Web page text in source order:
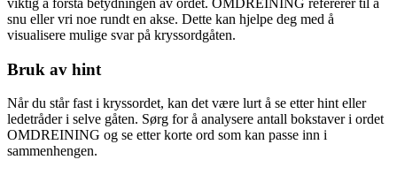
snu eller vri noe rundt en akse. Dette kan hjelpe deg med å
visualisere mulige svar på kryssordgåten.
Bruk av hint
Når du står fast i kryssordet, kan det være lurt å se etter hint eller
ledetråder i selve gåten. Sørg for å analysere antall bokstaver i ordet
OMDREINING og se etter korte ord som kan passe inn i
sammenhengen.